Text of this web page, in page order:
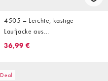
4505 – Leichte, kastige
Laufjacke aus
wasserabweisendem Knitter-
36,99 €
Deal